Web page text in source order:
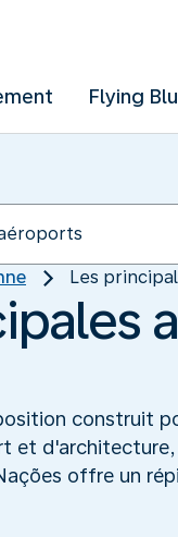
Flying
Les
construit
et
offre un